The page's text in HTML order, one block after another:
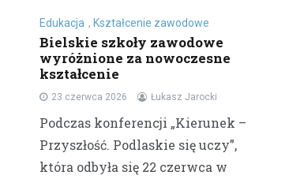
Edukacja , Kształcenie zawodowe
Bielskie szkoły zawodowe
wyróżnione za nowoczesne
kształcenie
23 czerwca 2026 Łukasz Jarocki
Podczas konferencji „Kierunek –
Przyszłość. Podlaskie się uczy”,
która odbyła się 22 czerwca w